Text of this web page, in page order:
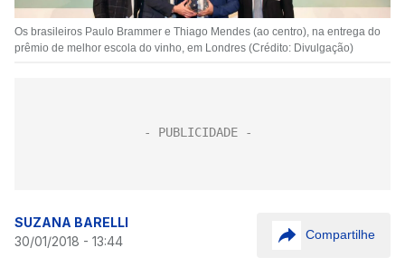
Os brasileiros Paulo Brammer e Thiago Mendes (ao centro), na entrega do
prêmio de melhor escola do vinho, em Londres (Crédito: Divulgação)
SUZANA BARELLI
30/01/2018 - 13:44
Compartilhe